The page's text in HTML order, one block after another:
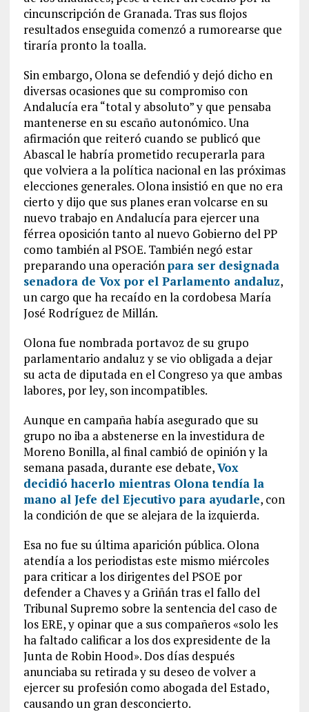
cincunscripción de Granada. Tras sus flojos
resultados enseguida comenzó a rumorearse que
tiraría pronto la toalla.
Sin embargo, Olona se defendió y dejó dicho en
diversas ocasiones que su compromiso con
Andalucía era “total y absoluto” y que pensaba
mantenerse en su escaño autonómico. Una
afirmación que reiteró cuando se publicó que
Abascal le habría prometido recuperarla para
que volviera a la política nacional en las próximas
elecciones generales. Olona insistió en que no era
cierto y dijo que sus planes eran volcarse en su
nuevo trabajo en Andalucía para ejercer una
férrea oposición tanto al nuevo Gobierno del PP
como también al PSOE. También negó estar
preparando una operaciónpara ser designada
senadora de Vox por el Parlamento andaluz,
un cargo que ha recaído en la cordobesa María
José Rodríguez de Millán.
Olona fue nombrada portavoz de su grupo
parlamentario andaluz y se vio obligada a dejar
su acta de diputada en el Congreso ya que ambas
labores, por ley, son incompatibles.
Aunque en campaña había asegurado que su
grupo no iba a abstenerse en la investidura de
Moreno Bonilla, al final cambió de opinión y la
semana pasada, durante ese debate,Vox
decidió hacerlo mientras Olona tendía la
mano al Jefe del Ejecutivo para ayudarle, con
la condición de que se alejara de la izquierda.
Esa no fue su última aparición pública. Olona
atendía a los periodistas este mismo miércoles
para criticar a los dirigentes del PSOE por
defender a Chaves y a Griñán tras el fallo del
Tribunal Supremo sobre la sentencia del caso de
los ERE, y opinar que a sus compañeros «solo les
ha faltado calificar a los dos expresidente de la
Junta de Robin Hood». Dos días después
anunciaba su retirada y su deseo de volver a
ejercer su profesión como abogada del Estado,
causando un gran desconcierto.